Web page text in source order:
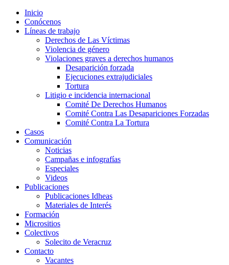
Inicio
Conócenos
Líneas de trabajo
Derechos de Las Víctimas
Violencia de género
Violaciones graves a derechos humanos
Desaparición forzada​
Ejecuciones extrajudiciales
Tortura
Litigio e incidencia internacional
Comité De Derechos Humanos​
Comité Contra Las Desapariciones Forzadas
Comité Contra La Tortura​
Casos
Comunicación
Noticias
Campañas e infografías
Especiales
Videos
Publicaciones
Publicaciones Idheas
Materiales de Interés
Formación
Micrositios
Colectivos
Solecito de Veracruz
Contacto
Vacantes